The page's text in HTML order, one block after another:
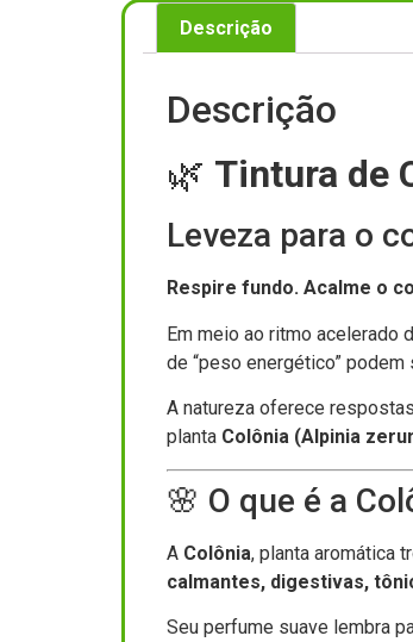
Descrição
Descrição
🌿 Tintura de
Leveza para o
Respire fundo. Acalme o
Em meio ao ritmo acelerado
de “peso energético”
A natureza oferece
planta Colônia (Alpinia
🌸 O que é a
A Colônia, planta aromática
calmantes, digestivas,
Seu perfume suave lembra